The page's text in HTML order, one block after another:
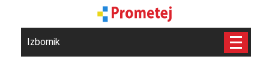
Izbornik